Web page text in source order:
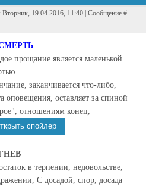
Вторник, 19.04.2016, 11:40 | Сообщение #
прощание является маленькой
заканчивается что-либо,
оповещения, оставляет за спиной
отношениям конец,
в терпении, недовольстве,
С досадой, спор, досада